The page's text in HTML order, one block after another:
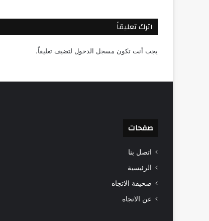
اترك تعليقاً
يجب أنت تكون مسجل الدخول لتضيف تعليقاً.
صفحات
اتصل بنا
الرئيسية
صحيفة الاتجاه
عن الاتجاه